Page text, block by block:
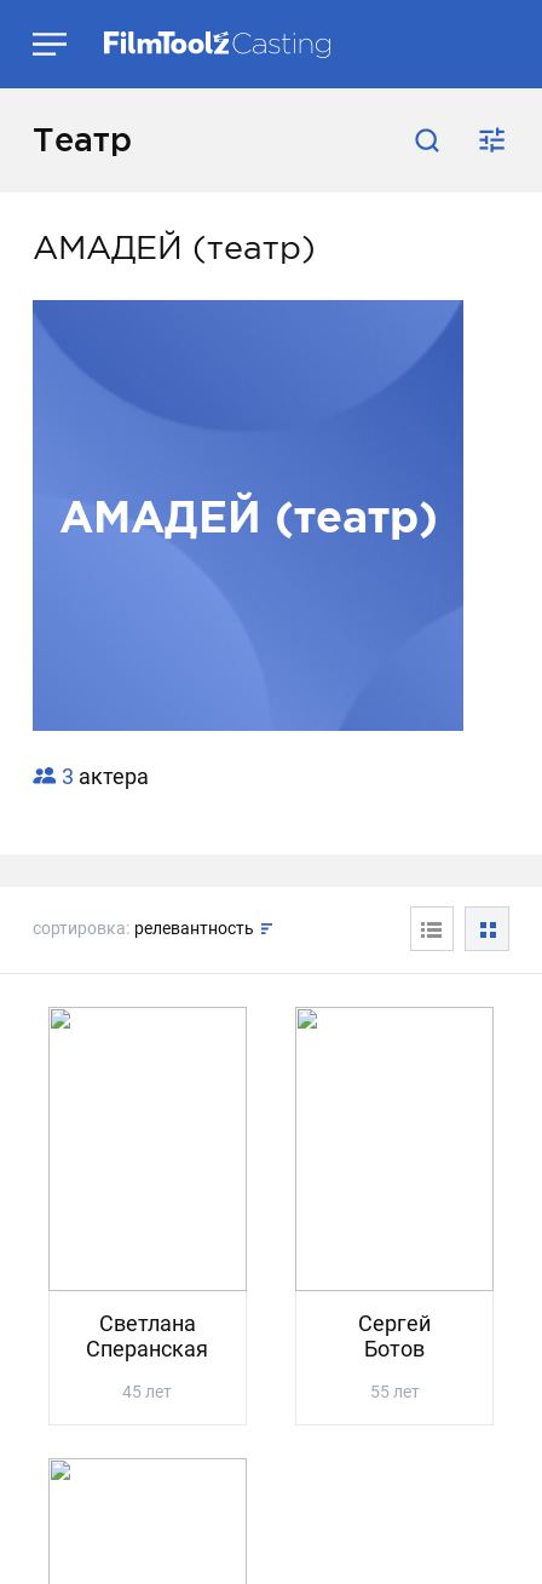
Театр
АМАДЕЙ (театр)
АМАДЕЙ (театр)
3 актера
сортировка: релевантность
Светлана
Сперанская
45 лет
Сергей
Ботов
55 лет